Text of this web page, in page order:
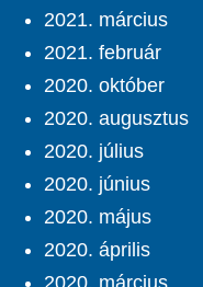
2021. március
2021. február
2020. október
2020. augusztus
2020. július
2020. június
2020. május
2020. április